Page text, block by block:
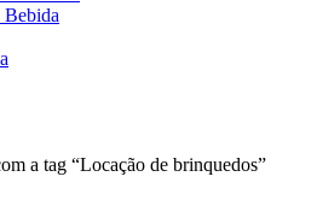
Bebida
a tag “Locação de brinquedos”